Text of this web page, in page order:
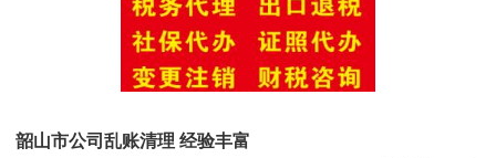
韶山市公司乱账清理 经验丰富